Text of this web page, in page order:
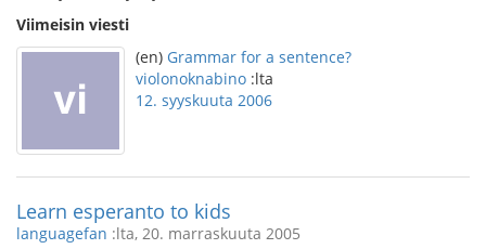
Viimeisin viesti
(en) Grammar for a sentence?
violonoknabino :lta
12. syyskuuta 2006
Learn esperanto to kids
languagefan :lta, 20. marraskuuta 2005